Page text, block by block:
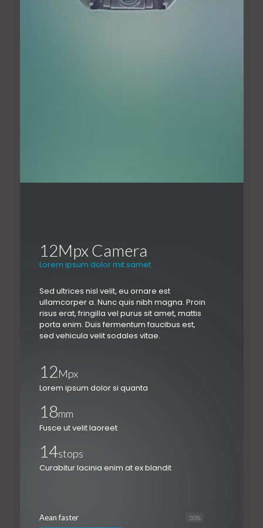
12Mpx Camera
Lorem ipsum dolor mit samet
Sed ultrices nisl velit, eu ornare est
ullamcorper a. Nunc quis nibh magna. Proin
risus erat, fringilla vel purus sit amet, mattis
porta enim. Duis fermentum faucibus est,
sed vehicula velit sodales vitae.
12Mpx
Lorem ipsum dolor si quanta
18mm
Fusce ut velit laoreet
14stops
Curabitur lacinia enim at ex blandit
Aean faster 50%